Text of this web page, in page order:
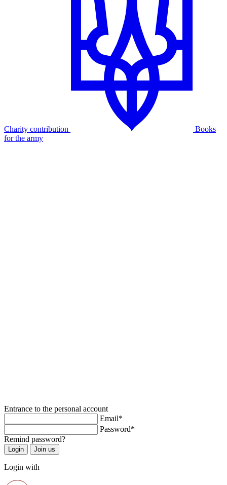
Charity contribution
Books
for the army
Entrance to the personal account
Email*
Password*
Remind password?
Login with